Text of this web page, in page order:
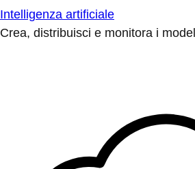
Intelligenza artificiale
Crea, distribuisci e monitora i